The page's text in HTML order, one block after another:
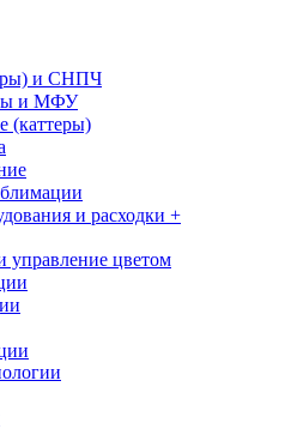
и СНПЧ
и МФУ
(каттеры)
и расходки +
цветом